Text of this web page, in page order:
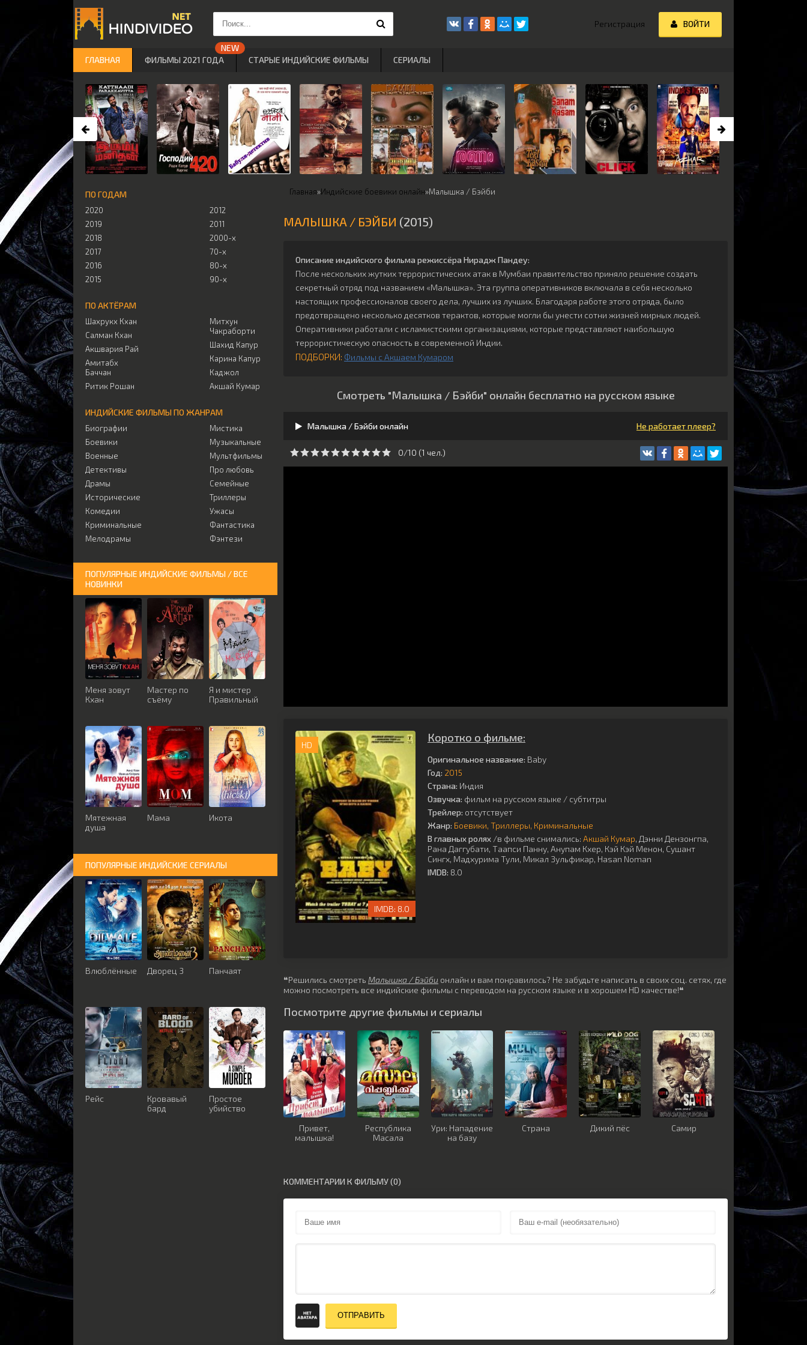
Главная»Индийские боевики онлайн»Малышка / Бэйби
МАЛЫШКА / БЭЙБИ (2015)
Описание индийского фильма режиссёра Нирадж Пандеу:
После нескольких жутких террористических атак в Мумбаи правительство приняло решение создать
секретный отряд под названием «Малышка». Эта группа оперативников включала в себя несколько
настоящих профессионалов своего дела, лучших из лучших. Благодаря работе этого отряда, было
предотвращено несколько десятков терактов, которые могли бы унести сотни жизней мирных людей.
Оперативники работали с исламистскими организациями, которые представляют наибольшую
террористическую опасность в современной Индии.
ПОДБОРКИ: Фильмы с Акшаем Кумаром
Смотреть "Малышка / Бэйби" онлайн бесплатно на русском языке
Малышка / Бэйби онлайн Не работает плеер?
0/10 (1 чeл.)
HD
8.0
Коротко о фильме:
Оригинальное название: Baby
Год: 2015
Страна: Индия
Озвучка: фильм на русском языке / субтитры
Трейлер: отсутствует
Жанр: Боевики Триллеры Криминальные
В главных ролях /в фильме снимались: Акшай Кумар, Дэнни Дензонгпа,
Рана Даггубати, Таапси Панну, Анупам Кхер, Кэй Кэй Менон, Сушант
Сингх, Мадхурима Тули, Микал Зульфикар, Hasan Noman
IMDB: 8.0
❝Решились смотреть Малышка / Бэйби онлайн и вам понравилось? Не забудьте написать в своих соц. сетях, где
можно посмотреть все индийские фильмы с переводом на русском языке и в хорошем HD качестве!❝
Посмотрите другие фильмы и сериалы
Привет,
малышка!
Республика
Масала
Ури: Нападение
на базу
Страна Дикий пёс Самир
КОММЕНТАРИИ К ФИЛЬМУ (0)
ОТПРАВИТЬ
ПО ГОДАМ
2020
2019
2018
2017
2016
2015
2012
2011
2000-х
70-х
80-х
90-х
ПО АКТЁРАМ
Шахрукх Кхан
Салман Кхан
Акшвария Рай
Амитабх
Баччан
Ритик Рошан
Митхун
Чакраборти
Шахид Капур
Карина Капур
Каджол
Акшай Кумар
ИНДИЙСКИЕ ФИЛЬМЫ ПО ЖАНРАМ
Биографии
Боевики
Военные
Детективы
Драмы
Исторические
Комедии
Криминальные
Мелодрамы
Мистика
Музыкальные
Мультфильмы
Про любовь
Семейные
Триллеры
Ужасы
Фантастика
Фэнтези
ПОПУЛЯРНЫЕ ИНДИЙСКИЕ ФИЛЬМЫ / ВСЕ
НОВИНКИ
Меня зовут
Кхан
Мастер по
съёму
Я и мистер
Правильный
Мятежная
душа
Мама Икота
ПОПУЛЯРНЫЕ ИНДИЙСКИЕ СЕРИАЛЫ
Влюблённые Дворец 3 Панчаят
Рейс
Кровавый
бард
Простое
убийство
Регистрация ВОЙТИ
ГЛАВНАЯ ФИЛЬМЫ 2021 ГОДА СТАРЫЕ ИНДИЙСКИЕ ФИЛЬМЫ СЕРИАЛЫ